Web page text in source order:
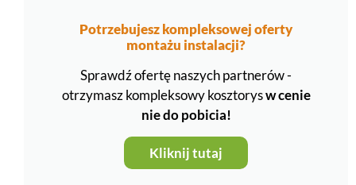
Potrzebujesz kompleksowej oferty
montażu instalacji?
Sprawdź ofertę naszych partnerów -
otrzymasz kompleksowy kosztorysw cenie
nie do pobicia!
Kliknij tutaj